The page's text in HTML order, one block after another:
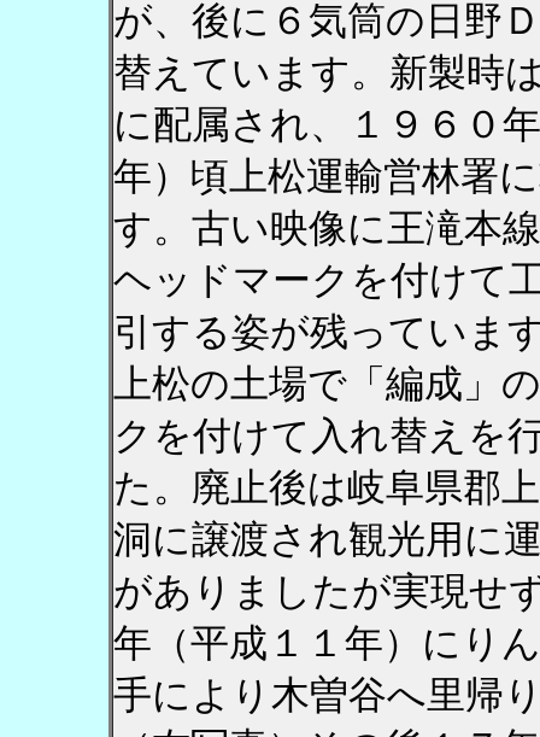
が、後に６気筒の日野
替えています。新製時
に配属され、１９６０
年）頃上松運輸営林署
す。古い映像に王滝本
ヘッドマークを付けて
引する姿が残っていま
上松の土場で「編成」
クを付けて入れ替えを
た。廃止後は岐阜県郡
洞に譲渡され観光用に
がありましたが実現せ
年（平成１１年）にり
手により木曽谷へ里帰